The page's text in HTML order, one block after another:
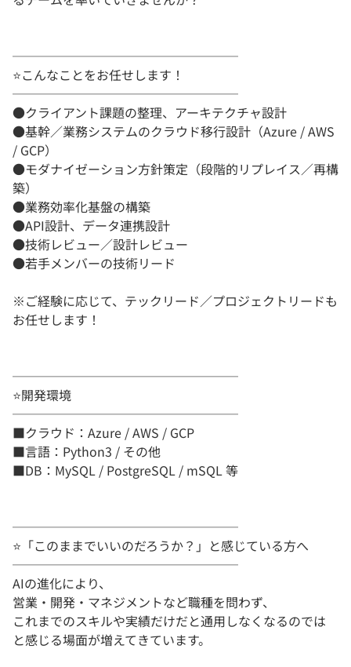
──────────────────
⭐️こんなことをお任せします！
──────────────────
●クライアント課題の整理、アーキテクチャ設計
●基幹／業務システムのクラウド移行設計（Azure / AWS
/ GCP）
●モダナイゼーション方針策定（段階的リプレイス／再構
築）
●業務効率化基盤の構築
●API設計、データ連携設計
●技術レビュー／設計レビュー
●若手メンバーの技術リード
※ご経験に応じて、テックリード／プロジェクトリードも
お任せします！
──────────────────
⭐️開発環境
──────────────────
■クラウド：Azure / AWS / GCP
■言語：Python3 / その他
■DB：MySQL / PostgreSQL / mSQL 等
──────────────────
⭐️「このままでいいのだろうか？」と感じている方へ
──────────────────
AIの進化により、
営業・開発・マネジメントなど職種を問わず、
これまでのスキルや実績だけだと通用しなくなるのでは
と感じる場面が増えてきています。